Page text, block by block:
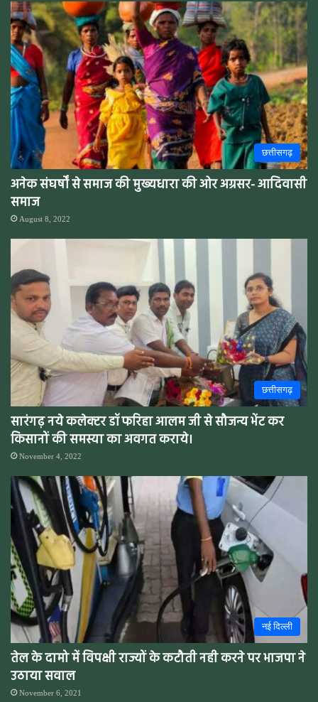
छत्तीसगढ़
अनेक संघर्षों से समाज की मुख्यधारा की ओर अग्रसर- आदिवासी
समाज
August 8, 2022
छत्तीसगढ़
सारंगढ़ नये कलेक्टर डॉ फरिहा आलम जी से सौजन्य भेंट कर
किसानों की समस्या का अवगत कराये।
November 4, 2022
नई दिल्ली
तेल के दामो में विपक्षी राज्यों के कटौती नही करने पर भाजपा ने
उठाया सवाल
November 6, 2021